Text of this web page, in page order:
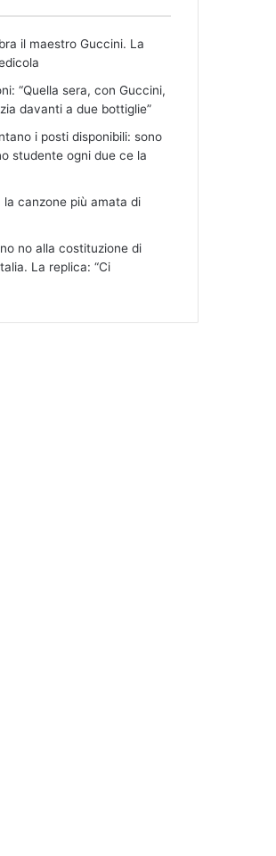
il maestro Guccini. La
“Quella sera, con Guccini,
davanti a due bottiglie”
i posti disponibili: sono
studente ogni due ce la
la canzone più amata di
no alla costituzione di
La replica: “Ci